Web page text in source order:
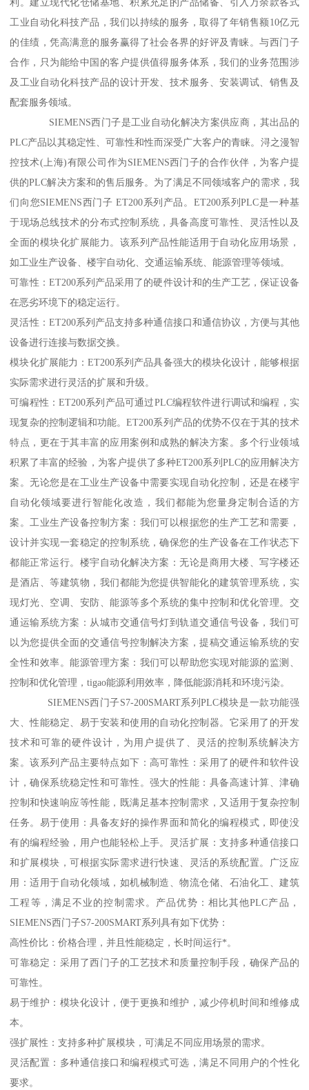
利。建立现代化仓储基地、积累充足的产品储备、引入万余款各式
工业自动化科技产品，我们以持续的服务，取得了年销售额10亿元
的佳绩，凭高满意的服务赢得了社会各界的好评及青睐。与西门子
合作，只为能给中国的客户提供值得服务体系，我们的业务范围涉
及工业自动化科技产品的设计开发、技术服务、安装调试、销售及
配套服务领域。
SIEMENS西门子是工业自动化解决方案供应商，其出品的
PLC产品以其稳定性、可靠性和性而深受广大客户的青睐。浔之漫智
控技术(上海)有限公司作为SIEMENS西门子的合作伙伴，为客户提
供的PLC解决方案和的售后服务。为了满足不同领域客户的需求，我
们向您SIEMENS西门子 ET200系列产品。ET200系列PLC是一种基
于现场总线技术的分布式控制系统，具备高度可靠性、灵活性以及
全面的模块化扩展能力。该系列产品性能适用于自动化应用场景，
如工业生产设备、楼宇自动化、交通运输系统、能源管理等领域。
可靠性：ET200系列产品采用了的硬件设计和的生产工艺，保证设备
在恶劣环境下的稳定运行。
灵活性：ET200系列产品支持多种通信接口和通信协议，方便与其他
设备进行连接与数据交换。
模块化扩展能力：ET200系列产品具备强大的模块化设计，能够根据
实际需求进行灵活的扩展和升级。
可编程性：ET200系列产品可通过PLC编程软件进行调试和编程，实
现复杂的控制逻辑和功能。ET200系列产品的优势不仅在于其的技术
特点，更在于其丰富的应用案例和成熟的解决方案。多个行业领域
积累了丰富的经验，为客户提供了多种ET200系列PLC的应用解决方
案。无论您是在工业生产设备中需要实现自动化控制，还是在楼宇
自动化领域要进行智能化改造，我们都能为您量身定制合适的方
案。工业生产设备控制方案：我们可以根据您的生产工艺和需要，
设计并实现一套稳定的控制系统，确保您的生产设备在工作状态下
都能正常运行。楼宇自动化解决方案：无论是商用大楼、写字楼还
是酒店、等建筑物，我们都能为您提供智能化的建筑管理系统，实
现灯光、空调、安防、能源等多个系统的集中控制和优化管理。交
通运输系统方案：从城市交通信号灯到轨道交通信号设备，我们可
以为您提供全面的交通信号控制解决方案，提稿交通运输系统的安
全性和效率。能源管理方案：我们可以帮助您实现对能源的监测、
控制和优化管理，tigao能源利用效率，降低能源消耗和环境污染。
SIEMENS西门子S7-200SMART系列PLC模块是一款功能强
大、性能稳定、易于安装和使用的自动化控制器。它采用了的开发
技术和可靠的硬件设计，为用户提供了、灵活的控制系统解决方
案。该系列产品主要特点如下：高可靠性：采用了的硬件和软件设
计，确保系统稳定性和可靠性。强大的性能：具备高速计算、津确
控制和快速响应等性能，既满足基本控制需求，又适用于复杂控制
任务。易于使用：具备友好的操作界面和简化的编程模式，即使没
有的编程经验，用户也能轻松上手。灵活扩展：支持多种通信接口
和扩展模块，可根据实际需求进行快速、灵活的系统配置。广泛应
用：适用于自动化领域，如机械制造、物流仓储、石油化工、建筑
工程等，满足不业的控制需求。产品优势：相比其他PLC产品，
SIEMENS西门子S7-200SMART系列具有如下优势：
高性价比：价格合理，并且性能稳定，长时间运行*。
可靠稳定：采用了西门子的工艺技术和质量控制手段，确保产品的
可靠性。
易于维护：模块化设计，便于更换和维护，减少停机时间和维修成
本。
强扩展性：支持多种扩展模块，可满足不同应用场景的需求。
灵活配置：多种通信接口和编程模式可选，满足不同用户的个性化
要求。